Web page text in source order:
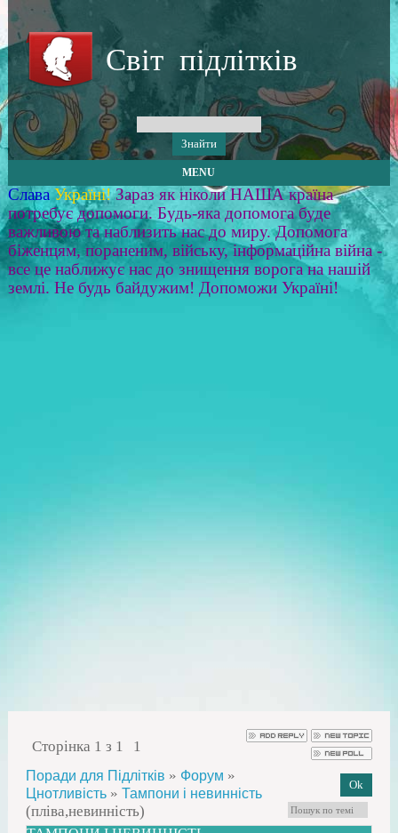
Світ підлітків
MENU
Слава Україні! Зараз як ніколи НАША країна
потребує допомоги. Будь-яка допомога буде
важливою та наблизить нас до миру. Допомога
біженцям, пораненим, війську, інформаційна війна -
все це наближує нас до знищення ворога на нашій
землі. Не будь байдужим! Допоможи Україні!
Сторінка 1 з 1 1
Поради для Підлітків » Форум »
Цнотливість » Тампони і невинність
(пліва,невинність)